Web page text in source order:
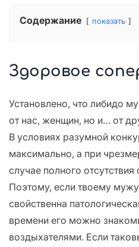
Содержание показать
Здоровое
Установлено, что либидо
от нас, женщин, но и… от
В условиях разумной
максимально, а при
случае полного
Поэтому, если твоему
свойственна
времени его можно
воздыхателями. Если